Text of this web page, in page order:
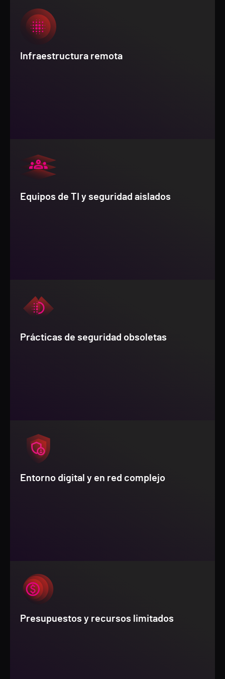
Infraestructura remota
Equipos de TI y seguridad aislados
Prácticas de seguridad obsoletas
Entorno digital y en red complejo
Presupuestos y recursos limitados